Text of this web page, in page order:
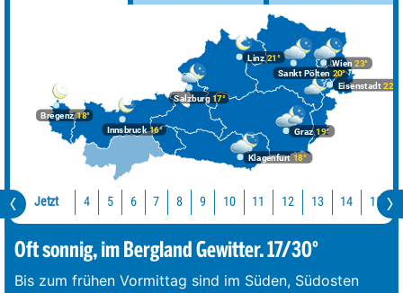
Bregenz18°
Graz19°
Innsbruck16°
Klagenfurt 18°
Linz21°
Salzburg17°
Wien 23°
Eisenstadt 22°
Sankt Pölten 20°
Jetzt 4 5 6 7 8 9 10 11 12 13 14 15
Oft sonnig, im Bergland Gewitter. 17/30°
Bis zum frühen Vormittag sind im Süden, Südosten